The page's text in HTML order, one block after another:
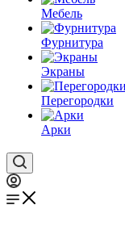
Мебель
Фурнитура
Экраны
Перегородки
Арки